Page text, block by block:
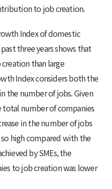
to job creation.
Index of domestic
three years shows that
than large
Index considers both the
the number of jobs. Given
number of companies
in the number of jobs
high compared with the
by SMEs, the
to job creation was lower